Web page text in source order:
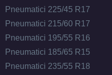
Pneumatici 225/45 R17
Pneumatici 215/60 R17
Pneumatici 195/55 R16
Pneumatici 185/65 R15
Pneumatici 235/55 R18